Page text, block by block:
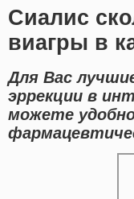
Сиалис
виагры в
Для Вас
эррекции в
можете